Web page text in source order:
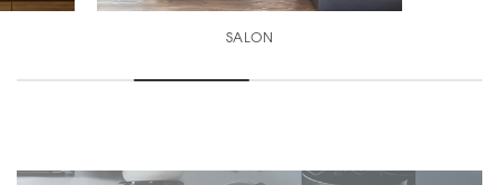
SELECT SHOP